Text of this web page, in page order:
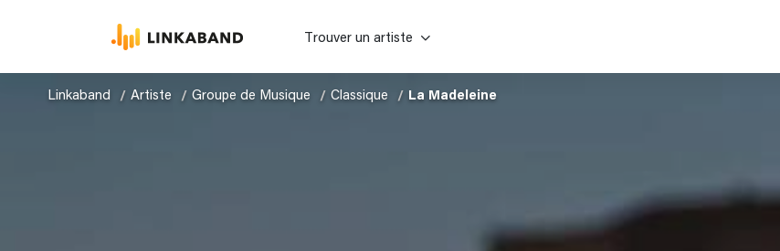
Trouver un artiste
Linkaband Artiste Groupe de Musique Classique La Madeleine